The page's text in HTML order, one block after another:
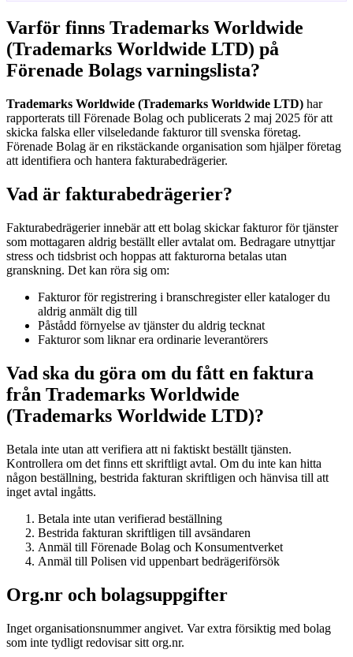
Varför finns Trademarks Worldwide
(Trademarks Worldwide LTD) på
Förenade Bolags varningslista?
Trademarks Worldwide (Trademarks Worldwide LTD) har
rapporterats till Förenade Bolag och publicerats 2 maj 2025 för att
skicka falska eller vilseledande fakturor till svenska företag.
Förenade Bolag är en rikstäckande organisation som hjälper företag
att identifiera och hantera fakturabedrägerier.
Vad är fakturabedrägerier?
Fakturabedrägerier innebär att ett bolag skickar fakturor för tjänster
som mottagaren aldrig beställt eller avtalat om. Bedragare utnyttjar
stress och tidsbrist och hoppas att fakturorna betalas utan
granskning. Det kan röra sig om:
Fakturor för registrering i branschregister eller kataloger du
aldrig anmält dig till
Påstådd förnyelse av tjänster du aldrig tecknat
Fakturor som liknar era ordinarie leverantörers
Vad ska du göra om du fått en faktura
från Trademarks Worldwide
(Trademarks Worldwide LTD)?
Betala inte utan att verifiera att ni faktiskt beställt tjänsten.
Kontrollera om det finns ett skriftligt avtal. Om du inte kan hitta
någon beställning, bestrida fakturan skriftligen och hänvisa till att
inget avtal ingåtts.
Betala inte utan verifierad beställning
Bestrida fakturan skriftligen till avsändaren
Anmäl till Förenade Bolag och Konsumentverket
Anmäl till Polisen vid uppenbart bedrägeriförsök
Org.nr och bolagsuppgifter
Inget organisationsnummer angivet. Var extra försiktig med bolag
som inte tydligt redovisar sitt org.nr.